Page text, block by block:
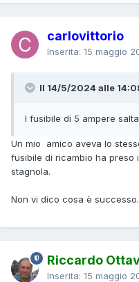
carlovittorio
Inserita: 15 maggio
Il 14/5/2024 alle
l fusibile di 5 ampere
Un mio amico aveva lo
fusibile di ricambio ha
stagnola.
Non vi dico cosa è successo.
Riccardo
Inserita: 15 maggio